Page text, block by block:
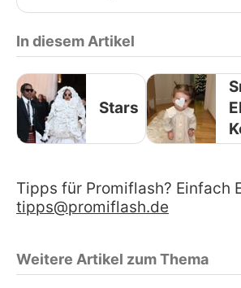
In diesem Artikel
Stars
Tipps für Promiflash? Einfach
tipps@promiflash.de
Weitere Artikel zum Thema